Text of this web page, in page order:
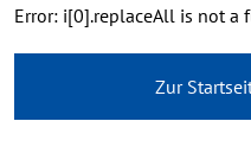
Error: i[0].replaceAll is not a
Zur